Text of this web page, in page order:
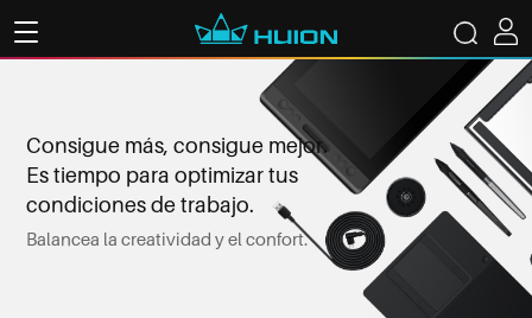
Consigue más, consigue mejor.
Es tiempo para optimizar tus
condiciones de trabajo.
Balancea la creatividad y el confort.